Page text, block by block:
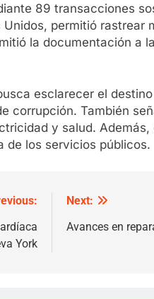
89 transacciones
permitió rastrear
la documentación a
esclarecer el
corrupción. También
y salud.
de los servicios públicos.
York
Next:
Avances en